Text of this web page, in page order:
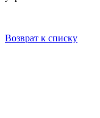
Возврат к списку